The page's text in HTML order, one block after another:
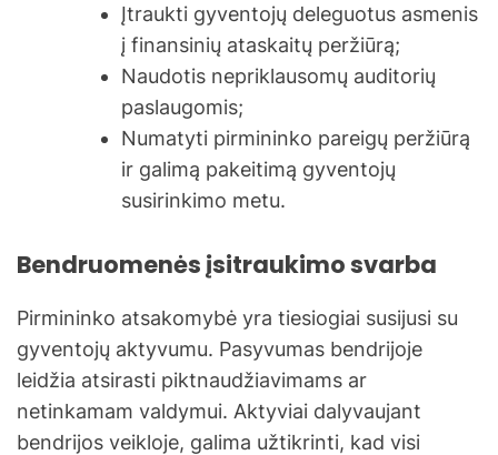
Įtraukti gyventojų deleguotus asmenis
į finansinių ataskaitų peržiūrą;
Naudotis nepriklausomų auditorių
paslaugomis;
Numatyti pirmininko pareigų peržiūrą
ir galimą pakeitimą gyventojų
susirinkimo metu.
Bendruomenės įsitraukimo svarba
Pirmininko atsakomybė yra tiesiogiai susijusi su
gyventojų aktyvumu. Pasyvumas bendrijoje
leidžia atsirasti piktnaudžiavimams ar
netinkamam valdymui. Aktyviai dalyvaujant
bendrijos veikloje, galima užtikrinti, kad visi